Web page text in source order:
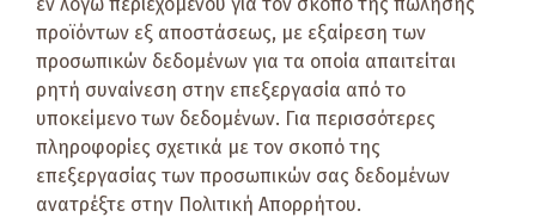
προϊόντων εξ αποστάσεως, με εξαίρεση των
προσωπικών δεδομένων για τα οποία απαιτείται
ρητή συναίνεση στην επεξεργασία από το
υποκείμενο των δεδομένων. Για περισσότερες
πληροφορίες σχετικά με τον σκοπό της
επεξεργασίας των προσωπικών σας δεδομένων
ανατρέξτε στην Πολιτική Απορρήτου.